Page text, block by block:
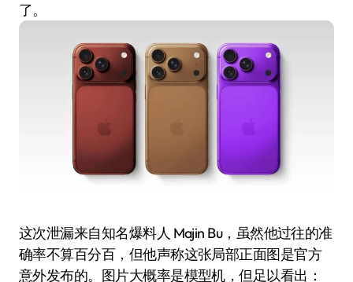
了。
这次泄漏来自知名爆料人 Majin Bu，虽然他过往的准
确率不算百分百，但他声称这张局部正面图是官方
意外发布的。图片大概率是模型机，但足以看出：